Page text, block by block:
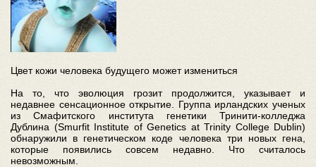
Цвет кожи человека будущего может измениться
На то, что эволюция грозит продолжится, указывает и
недавнее сенсационное открытие. Группа ирландских ученых
из Смафитского института генетики Тринити-колледжа
Дублина (Smurfit Institute of Genetics at Trinity College Dublin)
обнаружили в генетическом коде человека три новых гена,
которые появились совсем недавно. Что считалось
невозможным.